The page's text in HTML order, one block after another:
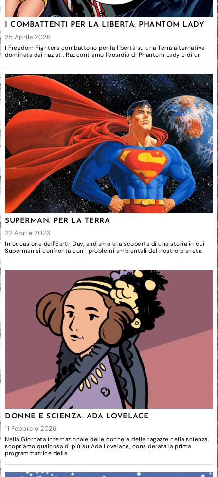
I COMBATTENTI PER LA LIBERTÀ: PHANTOM LADY
25 Aprile 2026
I Freedom Fighters combattono per la libertà su una Terra alternativa
dominata dai nazisti. Raccontiamo l'eosrdio di Phantom Lady e di un
SUPERMAN: PER LA TERRA
22 Aprile 2026
In occasione dell'Earth Day, andiamo alla scoperta di una storia in cui
Superman si confronta con i problemi ambientali del nostro pianeta.
DONNE E SCIENZA: ADA LOVELACE
11 Febbraio 2026
Nella Giornata internazionale delle donne e delle ragazze nella scienza,
scopriamo qualcosa di più su Ada Lovelace, considerata la prima
programmatrice della